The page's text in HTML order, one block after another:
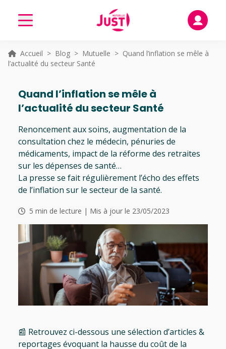
Accueil > Blog> Mutuelle > Quand l’inflation se mêle à
l’actualité du secteur Santé
Quand l’inflation se mêle à
l’actualité du secteur Santé
Renoncement aux soins, augmentation de la
consultation chez le médecin, pénuries de
médicaments, impact de la réforme des retraites
sur les dépenses de santé…
La presse se fait régulièrement l’écho des effets
de l’inflation sur le secteur de la santé.
5 min de lecture | Mis à jour le 23/05/2023
📰 Retrouvez ci-dessous une sélection d’articles &
reportages évoquant la hausse du coût de la